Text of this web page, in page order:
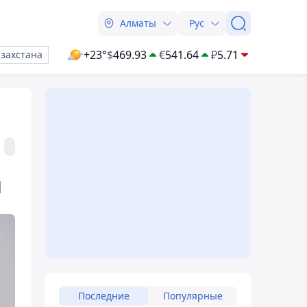
Алматы Рус
+23°$469.93 €541.64 ₽5.71
Последние Популярные